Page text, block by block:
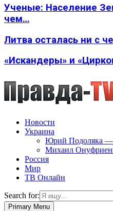
Ученые: Население
чем…
Литва осталась ни с
«Искандеры» и
Новости
Украина
Юрий Подоляка
Михаил
Россия
Мир
ТВ Онлайн
Search for:
Primary Menu